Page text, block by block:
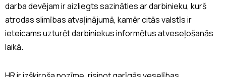
darba devējam ir aizliegts sazināties ar darbinieku, kurš
atrodas slimības atvaļinājumā, kamēr citās valstīs ir
ieteicams uzturēt darbiniekus informētus atveseļošanās
laikā.